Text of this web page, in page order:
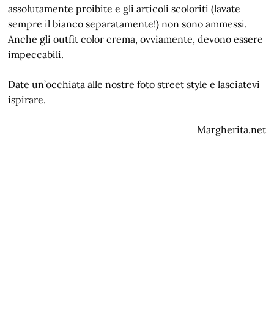
assolutamente proibite e gli articoli scoloriti (lavate
sempre il bianco separatamente!) non sono ammessi.
Anche gli outfit color crema, ovviamente, devono essere
impeccabili.
Date un’occhiata alle nostre foto street style e lasciatevi
ispirare.
Margherita.net